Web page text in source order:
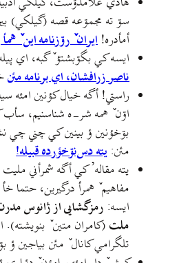
سۊ ته مجمۊعه قصه (گیلکي)
أمأدره! ایران ٚ رۊزنامه این
ايسه کي بگۊبشتؤ ٚ گبه، اي
ناصر زرافشان، اي برنامه مئن
راستي! أگه خيال کؤنين امئه
اۊن ٚ همه شر-ه شناسنيم،
بۊخؤنين ؤ بينين کي چني چي
مئن: یته دس‌نۊخؤرده قبیله!
یته مقاله’ کي أگه شمرأني
مفاهيم ٚ همرأ درگيرين، حتما
ايسه: رمزگشایی از ژانوس
ملت (کامران متین ٚ بنويشته).
تلگرامي کانال ٚ مئن بياجين ؤ